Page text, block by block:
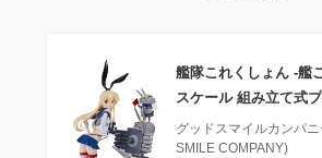
艦隊これくしょん ‐艦
スケール 組み立て式
グッドスマイルカンパ
SMILE COMPANY)